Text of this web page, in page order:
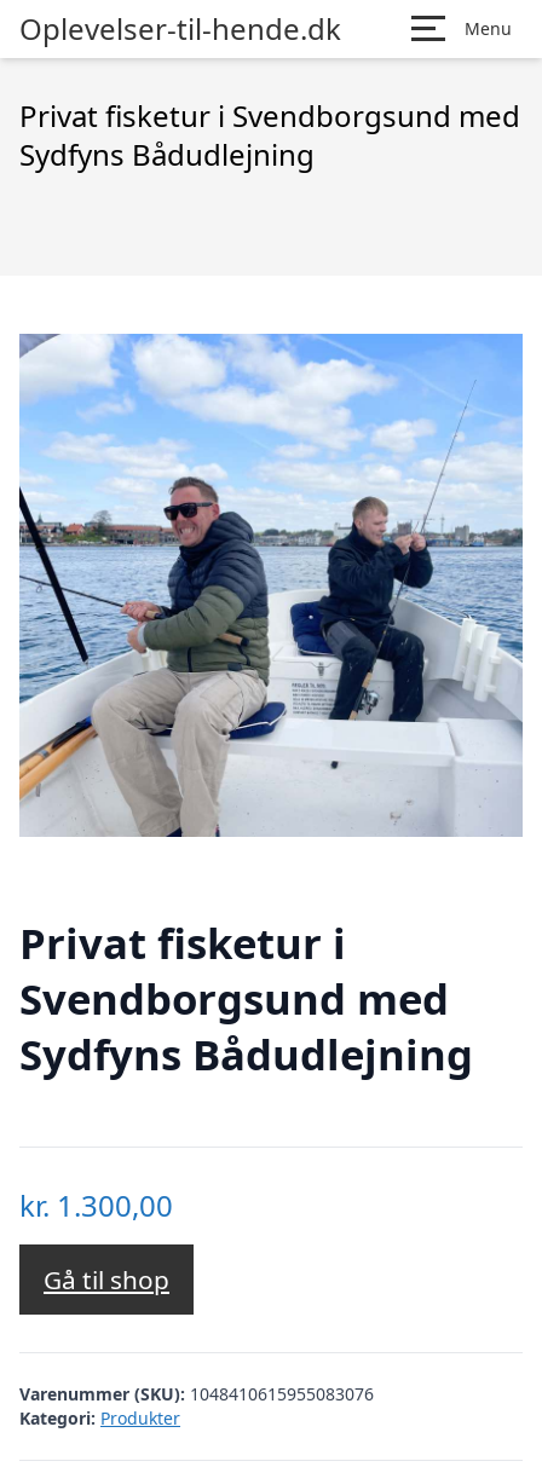
Oplevelser-til-hende.dk Menu
Privat fisketur i Svendborgsund med
Sydfyns Bådudlejning
Privat fisketur i
Svendborgsund med
Sydfyns Bådudlejning
kr. 1.300,00
Gå til shop
Varenummer (SKU): 1048410615955083076
Kategori: Produkter